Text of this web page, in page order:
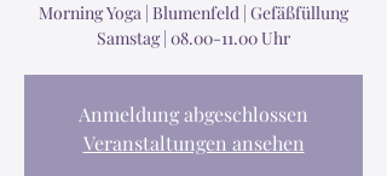
Morning Yoga | Blumenfeld | Gefäßfüllung
Samstag | 08.00-11.00 Uhr
Anmeldung abgeschlossen
Veranstaltungen ansehen